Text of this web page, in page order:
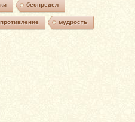
беспредел
мудрость